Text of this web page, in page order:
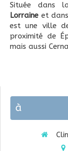
Située dans
Lorraine et
est une ville
proximité de
mais aussi
à